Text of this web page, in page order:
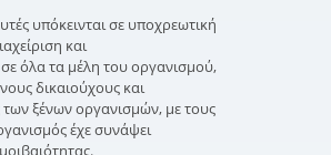
υπόκεινται σε υποχρεωτική
και
σε όλα τα μέλη του οργανισμού,
δικαιούχους και
των ξένων οργανισμών, με τους
έχε συνάψει